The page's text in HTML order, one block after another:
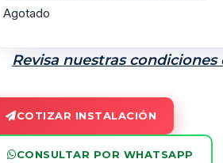
Agotado
Revisa nuestras condiciones
COTIZAR INSTALACIÓN
CONSULTAR POR WHATSAPP